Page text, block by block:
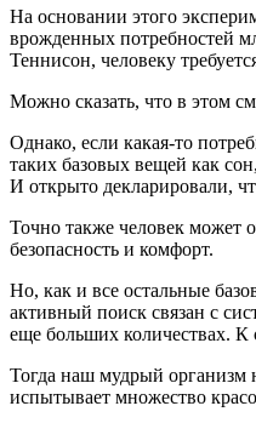
На основании этого
врожденных потребностей
Теннисон, человеку
Можно сказать, что в этом
Однако, если какая-то
таких базовых вещей как
И открыто декларировали,
Точно также человек может
безопасность и комфорт.
Но, как и все остальные
активный поиск связан с
еще больших количествах.
Тогда наш мудрый организм
испытывает множество